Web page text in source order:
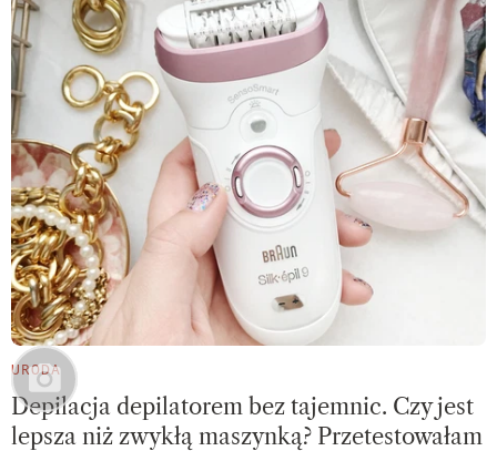
URODA
Depilacja depilatorem bez tajemnic. Czy jest
lepsza niż zwykłą maszynką? Przetestowałam